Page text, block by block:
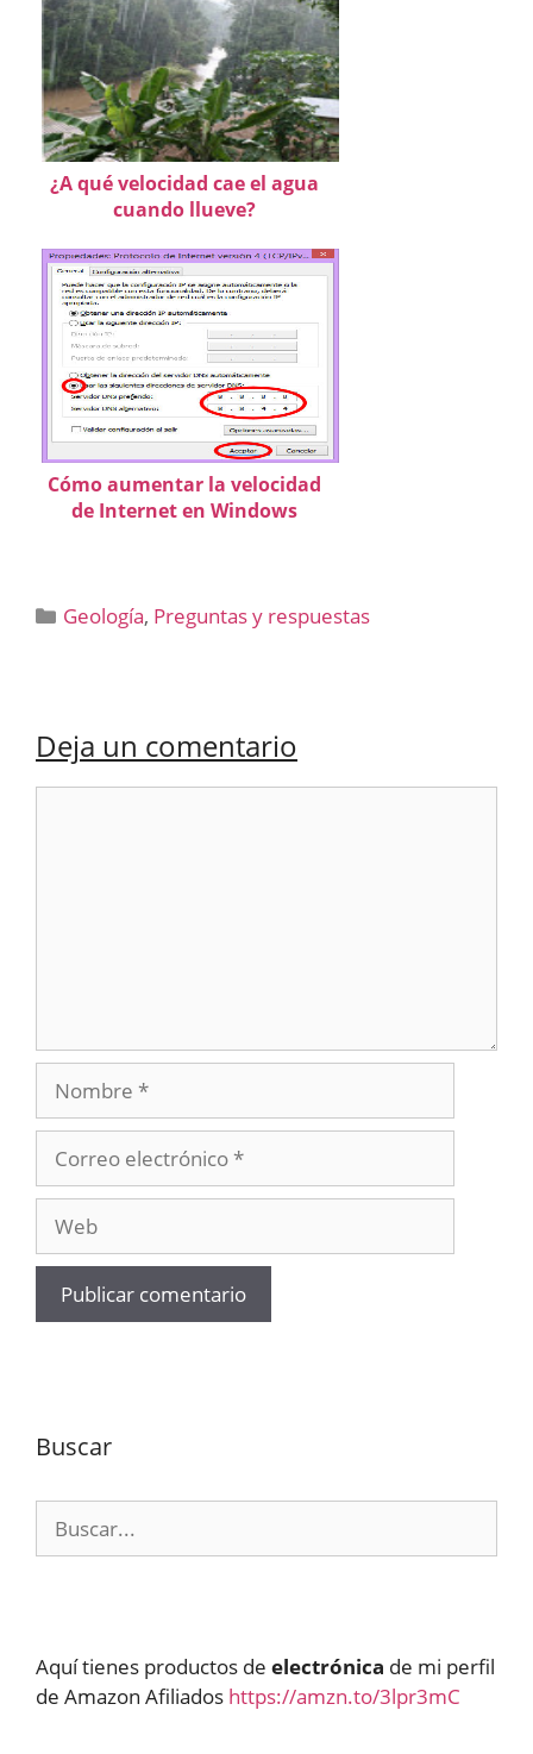
¿A qué velocidad cae el agua
cuando llueve?
Cómo aumentar la velocidad
de Internet en Windows
Categorías
Geología, Preguntas y respuestas
Deja un comentario
Nombre
electrónico
Buscar
Aquí tienes productos de electrónica de mi perfil
de Amazon Afiliados https://amzn.to/3lpr3mC